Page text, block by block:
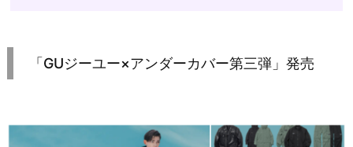
「GUジーユー×アンダーカバー第三弾」発売